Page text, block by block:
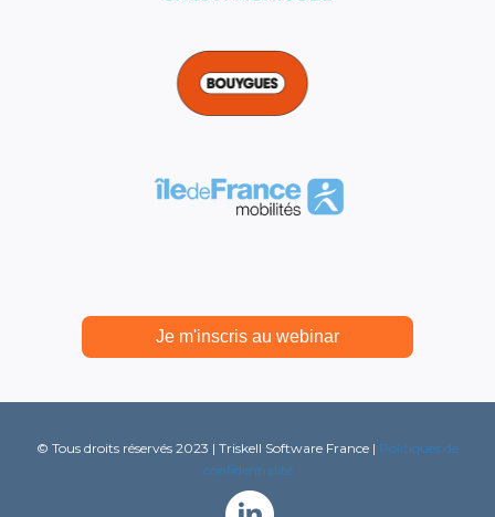
Je m'inscris au webinar
© Tous droits réservés 2023 | Triskell Software France | Politiques de
confidentialité